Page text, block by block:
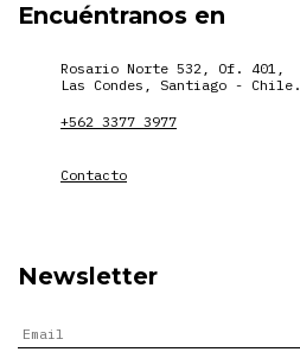
Encuéntranos en
Rosario Norte 532, Of. 401,
Las Condes, Santiago - Chile.
+562 3377 3977
Contacto
Newsletter